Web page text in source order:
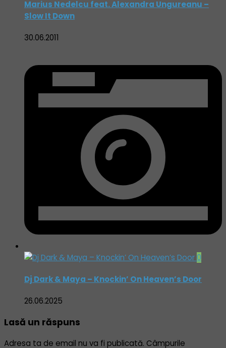
Marius Nedelcu feat. Alexandra Ungureanu –
Slow It Down
30.06.2011
0
Dj Dark & Maya – Knockin’ On Heaven’s Door
26.06.2025
Lasă un răspuns
Adresa ta de email nu va fi publicată. Câmpurile